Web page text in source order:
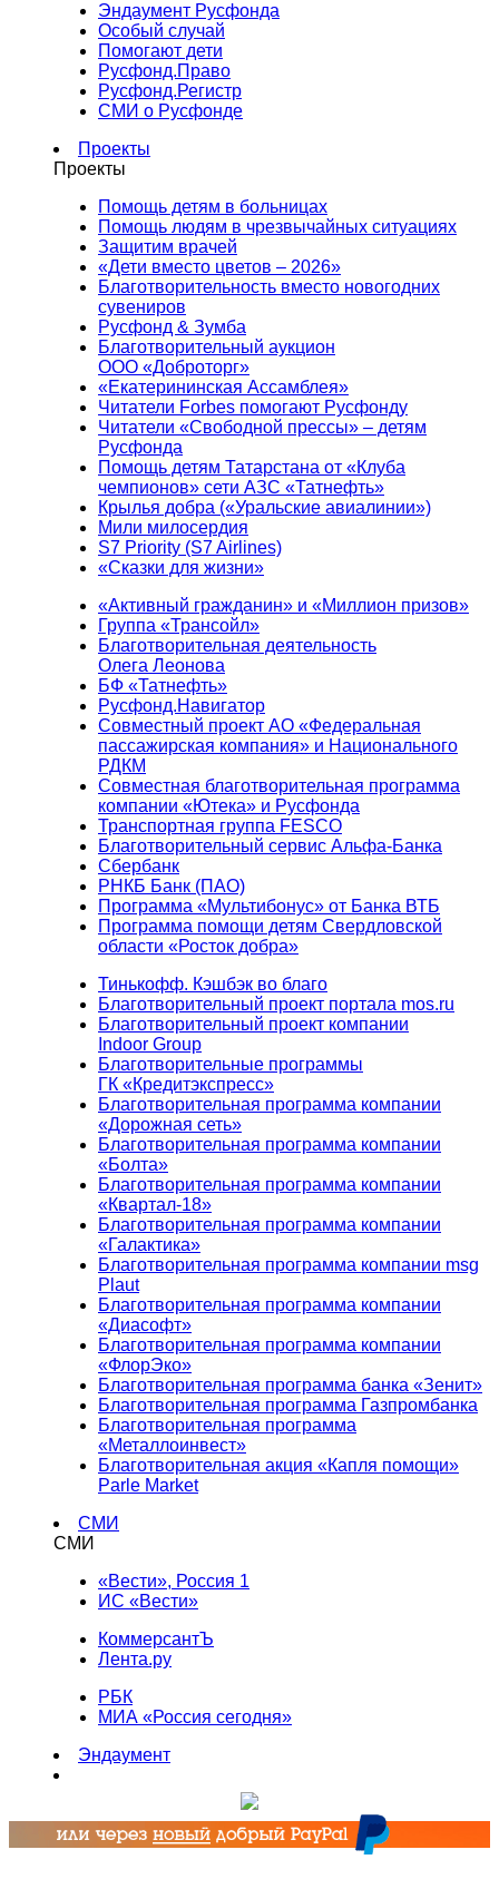
Эндаумент Русфонда
Особый случай
Помогают дети
Русфонд.Право
Русфонд.Регистр
СМИ о Русфонде
Проекты
Проекты
Помощь детям в больницах
Помощь людям в чрезвычайных ситуациях
Защитим врачей
«Дети вместо цветов – 2026»
Благотворительность вместо новогодних
сувениров
Русфонд & Зумба
Благотворительный аукцион
ООО «Доброторг»
«Екатерининская Ассамблея»
Читатели Forbes помогают Русфонду
Читатели «Свободной прессы» – детям
Русфонда
Помощь детям Татарстана от «Клуба
чемпионов» сети АЗС «Татнефть»
Крылья добра («Уральские авиалинии»)
Мили милосердия
S7 Priority (S7 Airlines)
«Сказки для жизни»
«Активный гражданин» и «Миллион призов»
Группа «Трансойл»
Благотворительная деятельность
Олега Леонова
БФ «Татнефть»
Русфонд.Навигатор
Совместный проект АО «Федеральная
пассажирская компания» и Национального
РДКМ
Совместная благотворительная программа
компании «Ютека» и Русфонда
Транспортная группа FESCO
Благотворительный сервис Альфа-Банка
Сбербанк
РНКБ Банк (ПАО)
Программа «Мультибонус» от Банка ВТБ
Программа помощи детям Свердловской
области «Росток добра»
Тинькофф. Кэшбэк во благо
Благотворительный проект портала mos.ru
Благотворительный проект компании
Indoor Group
Благотворительные программы
ГК «Кредитэкспресс»
Благотворительная программа компании
«Дорожная сеть»
Благотворительная программа компании
«Болта»
Благотворительная программа компании
«Квартал-18»
Благотворительная программа компании
«Галактика»
Благотворительная программа компании msg
Plaut
Благотворительная программа компании
«Диасофт»
Благотворительная программа компании
«ФлорЭко»
Благотворительная программа банка «Зенит»
Благотворительная программа Газпромбанка
Благотворительная программа
«Металлоинвест»
Благотворительная акция «Капля помощи»
Parle Market
СМИ
СМИ
«Вести», Россия 1
ИС «Вести»
КоммерсантЪ
Лента.ру
РБК
МИА «Россия сегодня»
Эндаумент